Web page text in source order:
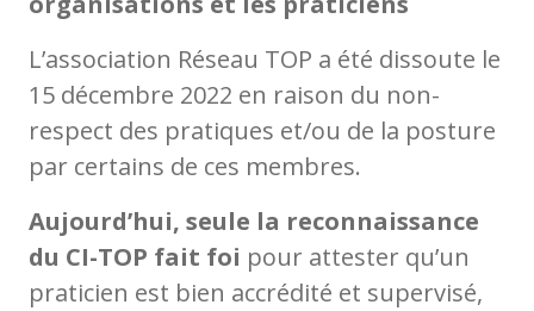
L’association Réseau TOP a été dissoute le
15 décembre 2022 en raison du non-
respect des pratiques et/ou de la posture
par certains de ces membres.
Aujourd’hui, seule la reconnaissance
du CI-TOP fait foi pour attester qu’un
praticien est bien accrédité et supervisé,